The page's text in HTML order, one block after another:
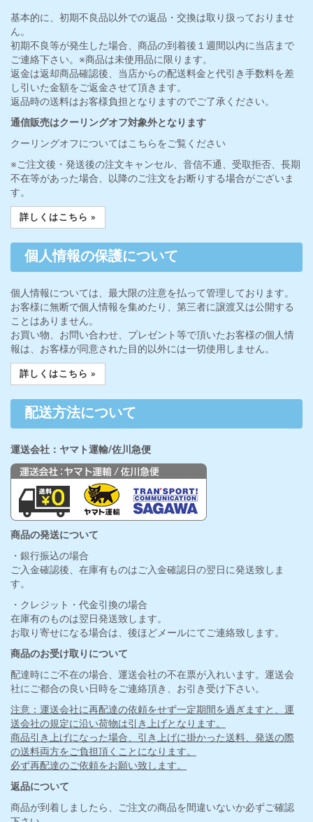
基本的に、初期不良品以外での返品・交換は取り扱っておりませ
ん。
初期不良等が発生した場合、商品の到着後１週間以内に当店まで
返金は返却商品確認後、当店からの配送料金と代引き手数料を差
し引いた金額をご返金させて頂きます。
通信販売はクーリングオフ対象外となります
クーリングオフについてはこちらをご覧ください
※ご注文後・発送後の注文キャンセル、音信不通、受取拒否、長期
不在等があった場合、以降のご注文をお断りする場合がございま
す。
詳しくはこちら »
個人情報の保護について
個人情報については、最大限の注意を払って管理しております。
ことはありません。
お買い物、お問い合わせ、プレゼント等で頂いたお客様の個人情
報は、お客様が同意された目的以外には一切使用しません。
詳しくはこちら »
配送方法について
運送会社：ヤマト運輸/佐川急便
商品の発送について
・銀行振込の場合
ご入金確認後、在庫有ものはご入金確認日の翌日に発送致しま
す。
・クレジット・代金引換の場合
在庫有のものは翌日発送致します。
お取り寄せになる場合は、後ほどメールにてご連絡致します。
商品のお受け取りについて
配達時にご不在の場合、運送会社の不在票が入れいます。運送会
社にご都合の良い日時をご連絡頂き、お引き受け下さい。
注意：運送会社に再配達の依頼をせず一定期間を過ぎますと、運
商品引き上げになった場合、引き上げに掛かった送料、発送の際
の送料両方をご負担頂くことになります。
必ず再配達のご依頼をお願い致します。